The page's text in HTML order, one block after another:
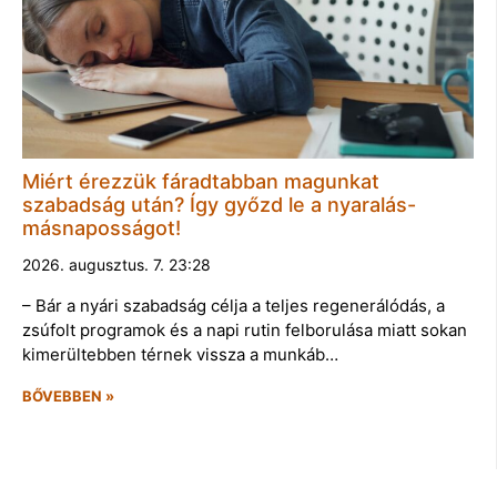
Miért érezzük fáradtabban magunkat
szabadság után? Így győzd le a nyaralás-
másnaposságot!
2026. augusztus. 7. 23:28
– Bár a nyári szabadság célja a teljes regenerálódás, a
zsúfolt programok és a napi rutin felborulása miatt sokan
kimerültebben térnek vissza a munkáb…
BŐVEBBEN »